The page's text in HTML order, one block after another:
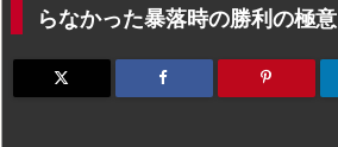
らなかった暴落時の勝利の極意